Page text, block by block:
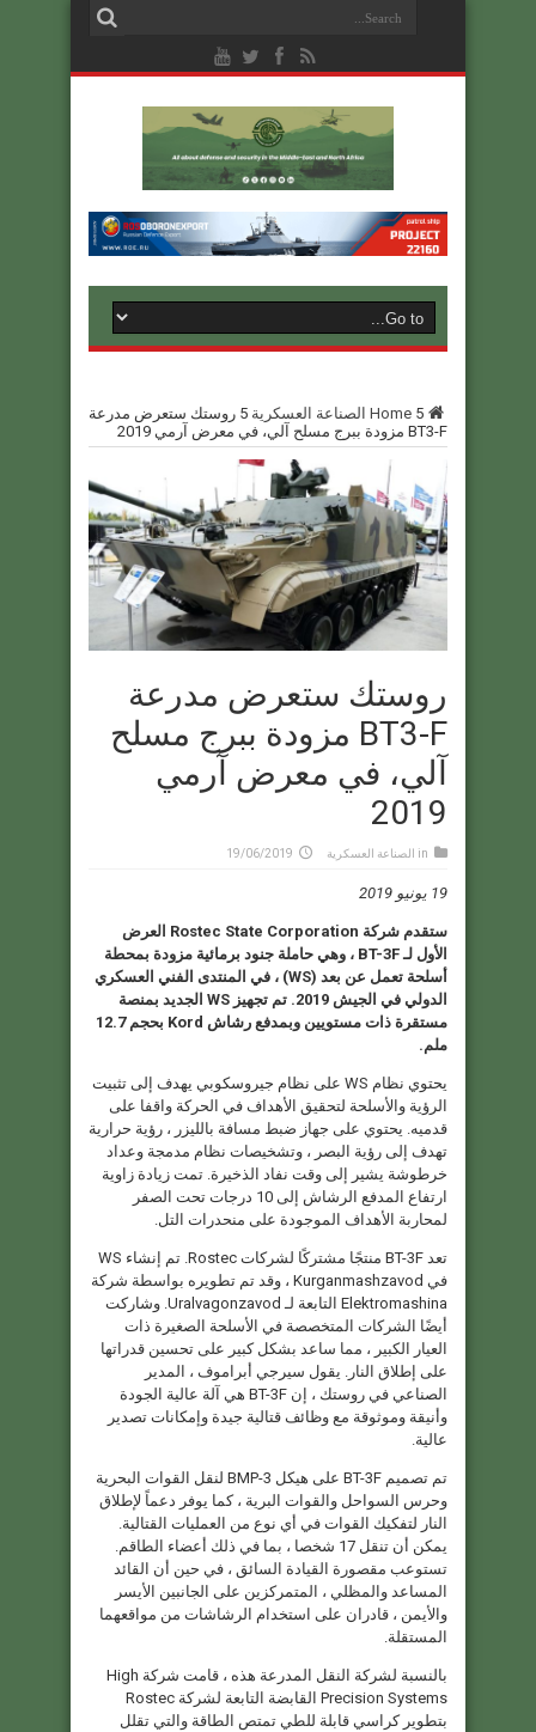
Home 5 الصناعة العسكرية
روستك ستعرض مدرعة
BT3-F مزودة ببرج مسلح آلي، في معرض آرمي 2019
روستك ستعرض مدرعة
BT3-F مزودة ببرج مسلح
آلي، في معرض آرمي
2019
in الصناعة العسكرية 19/06/2019
19 يونيو 2019
ستقدم شركة Rostec State Corporation العرض
الأول لـ BT-3F ، وهي حاملة جنود برمائية مزودة بمحطة
أسلحة تعمل عن بعد (WS) ، في المنتدى الفني العسكري
الدولي في الجيش 2019. تم تجهيز WS الجديد بمنصة
مستقرة ذات مستويين وبمدفع رشاش Kord بحجم 12.7
ملم.
يحتوي نظام WS على نظام جيروسكوبي يهدف إلى تثبيت
الرؤية والأسلحة لتحقيق الأهداف في الحركة واقفا على
قدميه. يحتوي على جهاز ضبط مسافة بالليزر ، رؤية حرارية
تهدف إلى رؤية البصر ، وتشخيصات نظام مدمجة وعداد
خرطوشة يشير إلى وقت نفاد الذخيرة. تمت زيادة زاوية
ارتفاع المدفع الرشاش إلى 10 درجات تحت الصفر
لمحاربة الأهداف الموجودة على منحدرات التل.
تعد BT-3F منتجًا مشتركًا لشركات Rostec. تم إنشاء WS
في Kurganmashzavod ، وقد تم تطويره بواسطة شركة
Elektromashina التابعة لـ Uralvagonzavod. وشاركت
أيضًا الشركات المتخصصة في الأسلحة الصغيرة ذات
العيار الكبير ، مما ساعد بشكل كبير على تحسين قدراتها
على إطلاق النار. يقول سيرجي أبراموف ، المدير
الصناعي في روستك ، إن BT-3F هي آلة عالية الجودة
وأنيقة وموثوقة مع وظائف قتالية جيدة وإمكانات تصدير
عالية.
تم تصميم BT-3F على هيكل BMP-3 لنقل القوات البحرية
وحرس السواحل والقوات البرية ، كما يوفر دعماً لإطلاق
النار لتفكيك القوات في أي نوع من العمليات القتالية.
يمكن أن تنقل 17 شخصا ، بما في ذلك أعضاء الطاقم.
تستوعب مقصورة القيادة السائق ، في حين أن القائد
المساعد والمظلي ، المتمركزين على الجانبين الأيسر
والأيمن ، قادران على استخدام الرشاشات من مواقعهما
المستقلة.
بالنسبة لشركة النقل المدرعة هذه ، قامت شركة High
Precision Systems القابضة التابعة لشركة Rostec
بتطوير كراسي قابلة للطي تمتص الطاقة والتي تقلل